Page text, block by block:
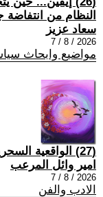
النظام من انتفاضة
سعاد عزيز
2026 / 8 / 7
مواضيع وابحاث
(27) الواقعية السحرية حين نحللها رياضيا
امير وائل المرعب
2026 / 8 / 7
الادب والفن